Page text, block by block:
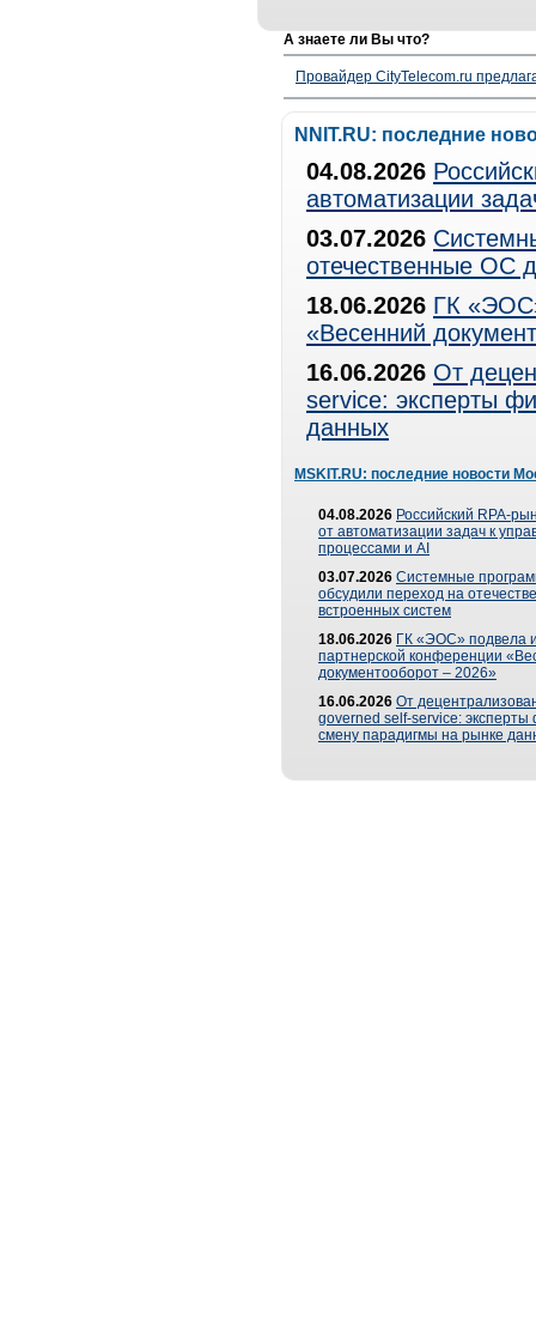
А знаете ли Вы что?
Провайдер CityTelecom.ru
NNIT.RU: последние
04.08.2026
автоматизации
03.07.2026
отечественные ОС
18.06.2026 ГК
«Весенний
16.06.2026 От
service: эксперты
данных
MSKIT.RU: последние новости
04.08.2026 Российский RPA-
от автоматизации задач к
процессами и AI
03.07.2026 Системные
обсудили переход на
встроенных систем
18.06.2026 ГК «ЭОС» подвела
партнерской конференции
документооборот – 2026»
16.06.2026 От
governed self-service: эксперты
смену парадигмы на рынке